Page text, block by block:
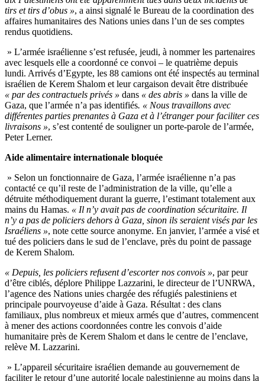
tirs et tirs d’obus », a ainsi signalé le Bureau de la coordination des
affaires humanitaires des Nations unies dans l’un de ses comptes
rendus quotidiens.
» L’armée israélienne s’est refusée, jeudi, à nommer les partenaires
avec lesquels elle a coordonné ce convoi – le quatrième depuis
lundi. Arrivés d’Egypte, les 88 camions ont été inspectés au terminal
israélien de Kerem Shalom et leur cargaison devait être distribuée
« par des contractuels privés » dans « des abris » dans la ville de
Gaza, que l’armée n’a pas identifiés. « Nous travaillons avec
différentes parties prenantes à Gaza et à l’étranger pour faciliter ces
livraisons », s’est contenté de souligner un porte-parole de l’armée,
Peter Lerner.
Aide alimentaire internationale bloquée
» Selon un fonctionnaire de Gaza, l’armée israélienne n’a pas
contacté ce qu’il reste de l’administration de la ville, qu’elle a
détruite méthodiquement durant la guerre, l’estimant totalement aux
mains du Hamas. « Il n’y avait pas de coordination sécuritaire. Il
n’y a pas de policiers dehors à Gaza, sinon ils seraient visés par les
Israéliens », note cette source anonyme. En janvier, l’armée a visé et
tué des policiers dans le sud de l’enclave, près du point de passage
de Kerem Shalom.
« Depuis, les policiers refusent d’escorter nos convois », par peur
d’être ciblés, déplore Philippe Lazzarini, le directeur de l’UNRWA,
l’agence des Nations unies chargée des réfugiés palestiniens et
principale pourvoyeuse d’aide à Gaza. Résultat : des clans
familiaux, plus nombreux et mieux armés que d’autres, commencent
à mener des actions coordonnées contre les convois d’aide
humanitaire près de Kerem Shalom et dans le centre de l’enclave,
relève M. Lazzarini.
» L’appareil sécuritaire israélien demande au gouvernement de
faciliter le retour d’une autorité locale palestinienne au moins dans la